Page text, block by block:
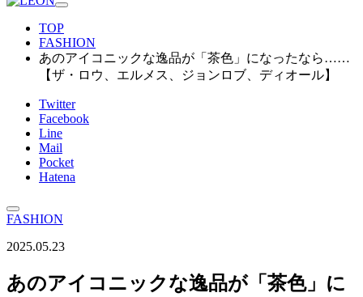
TOP
FASHION
あのアイコニックな逸品が「茶色」になったなら……
【ザ・ロウ、エルメス、ジョンロブ、ディオール】
Twitter
Facebook
Line
Mail
Pocket
Hatena
FASHION
2025.05.23
あのアイコニックな逸品が「茶色」に